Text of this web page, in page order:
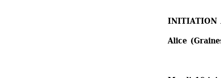
INITIATION
Alice